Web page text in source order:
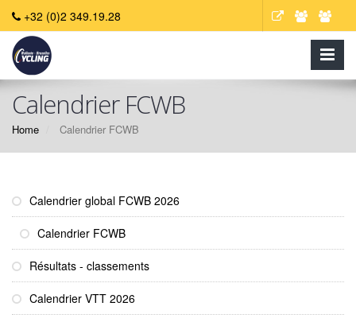
+32 (0)2 349.19.28
Calendrier FCWB
Home Calendrier FCWB
Calendrier global FCWB 2026
Calendrier FCWB
Résultats - classements
Calendrier VTT 2026